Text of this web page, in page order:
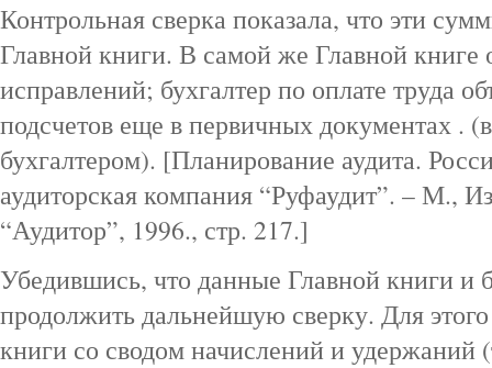
Контрольная сверка показала, что эти
Главной книги. В самой же Главной книге
исправлений; бухгалтер по оплате труда
подсчетов еще в первичных документах .
бухгалтером). [Планирование аудита.
аудиторская компания “Руфаудит”. – М.,
“Аудитор”, 1996., стр. 217.]
Убедившись, что данные Главной книги и
продолжить дальнейшую сверку. Для
книги со сводом начислений и удержаний